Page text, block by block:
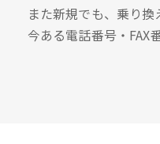
また新規でも、乗り換
今ある電話番号・FAX